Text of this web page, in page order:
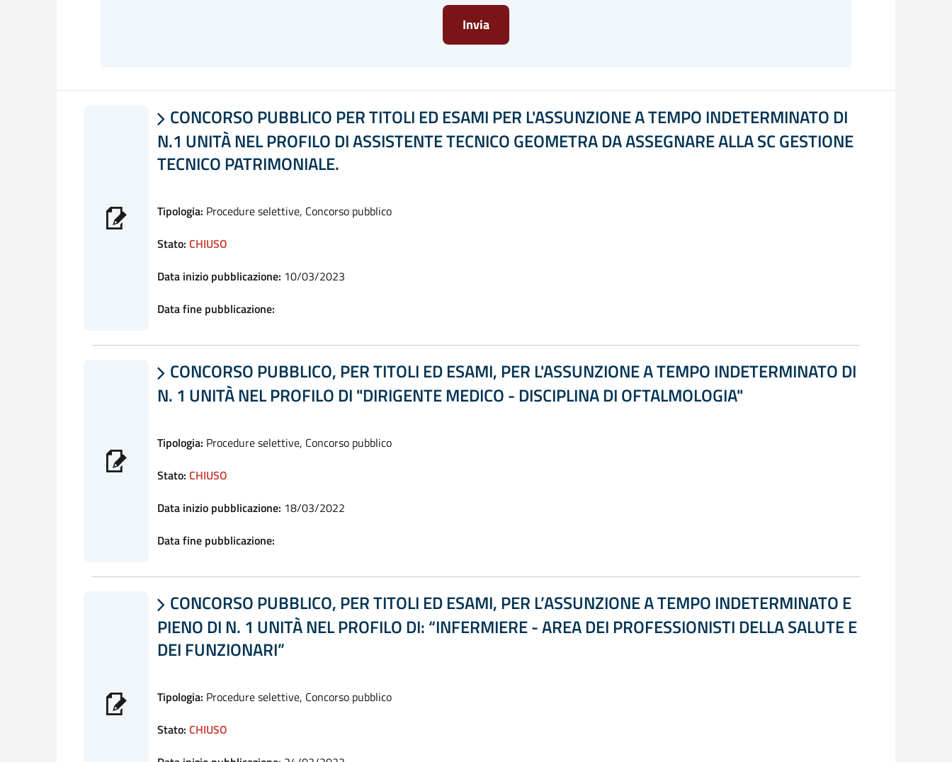
 CONCORSO PUBBLICO PER TITOLI ED ESAMI PER L'ASSUNZIONE A TEMPO INDETERMINATO DI
N.1 UNITÀ NEL PROFILO DI ASSISTENTE TECNICO GEOMETRA DA ASSEGNARE ALLA SC GESTIONE
TECNICO PATRIMONIALE.
Tipologia: Procedure selettive, Concorso pubblico
Stato: CHIUSO
Data inizio pubblicazione: 10/03/2023
Data fine pubblicazione:
 CONCORSO PUBBLICO, PER TITOLI ED ESAMI, PER L'ASSUNZIONE A TEMPO INDETERMINATO DI
N. 1 UNITÀ NEL PROFILO DI "DIRIGENTE MEDICO - DISCIPLINA DI OFTALMOLOGIA"
Tipologia: Procedure selettive, Concorso pubblico
Stato: CHIUSO
Data inizio pubblicazione: 18/03/2022
Data fine pubblicazione:
 CONCORSO PUBBLICO, PER TITOLI ED ESAMI, PER L’ASSUNZIONE A TEMPO INDETERMINATO E
PIENO DI N. 1 UNITÀ NEL PROFILO DI: “INFERMIERE - AREA DEI PROFESSIONISTI DELLA SALUTE E
DEI FUNZIONARI”
Tipologia: Procedure selettive, Concorso pubblico
Stato: CHIUSO